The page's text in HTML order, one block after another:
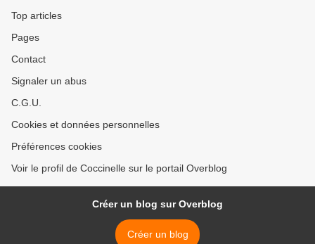
Top articles
Pages
Contact
Signaler un abus
C.G.U.
Cookies et données personnelles
Préférences cookies
Voir le profil de Coccinelle sur le portail Overblog
Créer un blog sur Overblog
Créer un blog